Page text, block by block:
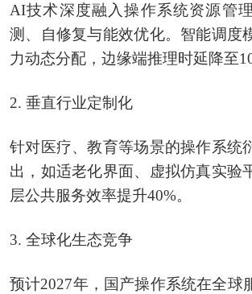
AI技术深度融入操作系统资源管
测、自修复与能效优化。智能调度
力动态分配，边缘端推理时延降至
2. 垂直行业定制化
针对医疗、教育等场景的操作系统
出，如适老化界面、虚拟仿真实验
层公共服务效率提升40%。
3. 全球化生态竞争
预计2027年，国产操作系统在全球